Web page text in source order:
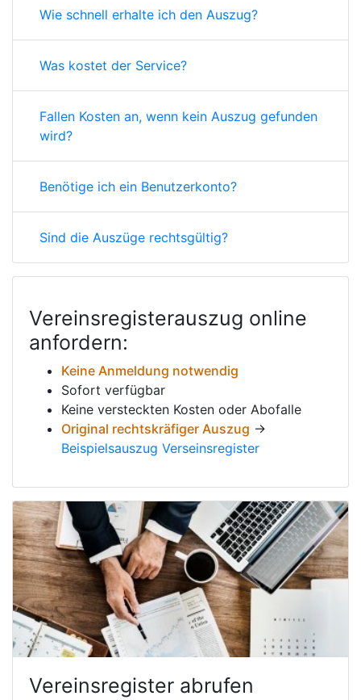
Wie schnell erhalte ich den Auszug?
Was kostet der Service?
Fallen Kosten an, wenn kein Auszug gefunden
wird?
Benötige ich ein Benutzerkonto?
Sind die Auszüge rechtsgültig?
Vereinsregisterauszug online
anfordern:
Keine Anmeldung notwendig
Sofort verfügbar
Keine versteckten Kosten oder Abofalle
Original rechtskräfiger Auszug →
Beispielsauszug Verseinsregister
Vereinsregister abrufen